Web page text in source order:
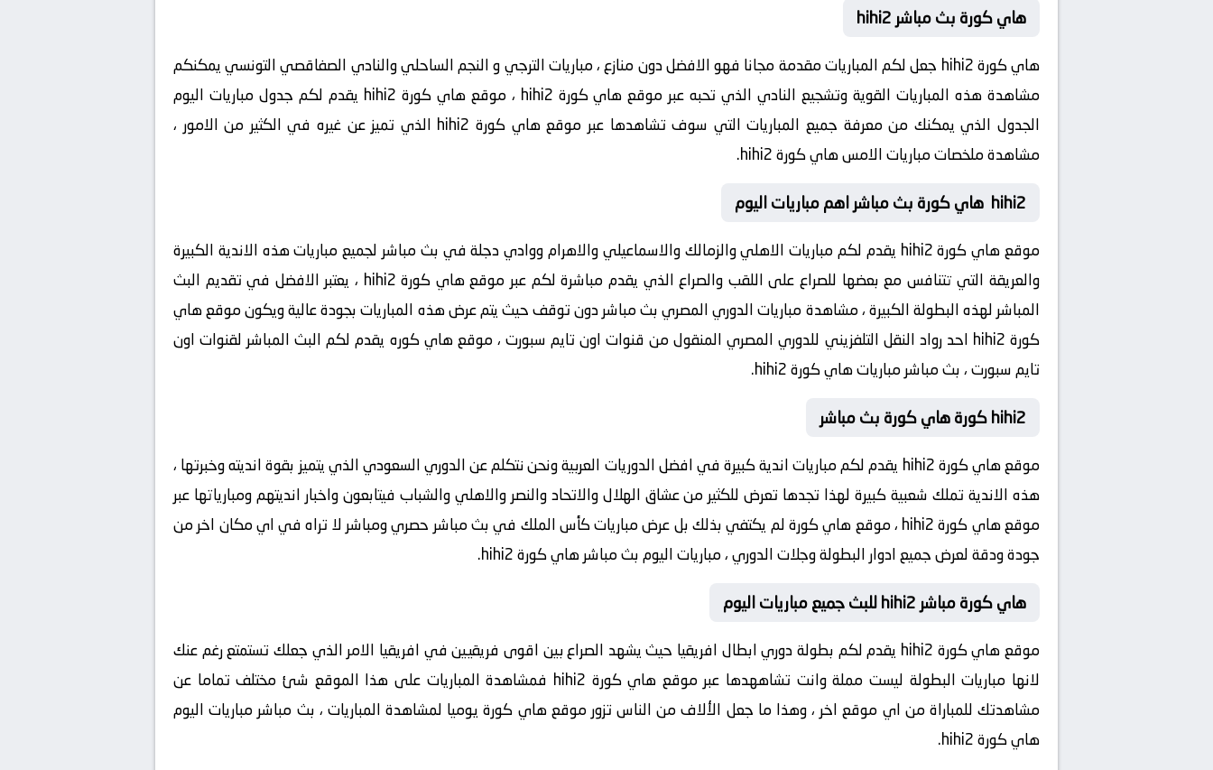
هاي كورة بث مباشر hihi2
هاي كورة hihi2 جعل لكم المباريات مقدمة مجانا فهو الافضل دون منازع ، مباريات الترجي و النجم الساحلي والنادي الصفاقصي التونسي يمكنكم
مشاهدة هذه المباريات القوية وتشجيع النادي الذي تحبه عبر موقع هاي كورة hihi2 ، موقع هاي كورة hihi2 يقدم لكم جدول مباريات اليوم
الجدول الذي يمكنك من معرفة جميع المباريات التي سوف تشاهدها عبر موقع هاي كورة hihi2 الذي تميز عن غيره في الكثير من الامور ،
مشاهدة ملخصات مباريات الامس هاي كورة hihi2.
hihi2 هاي كورة بث مباشر اهم مباريات اليوم
موقع هاي كورة hihi2 يقدم لكم مباريات الاهلي والزمالك والاسماعيلي والاهرام ووادي دجلة في بث مباشر لجميع مباريات هذه الاندية الكبيرة
والعريقة التي تتنافس مع بعضها للصراع على اللقب والصراع الذي يقدم مباشرة لكم عبر موقع هاي كورة hihi2 ، يعتبر الافضل في تقديم البث
المباشر لهذه البطولة الكبيرة ، مشاهدة مباريات الدوري المصري بث مباشر دون توقف حيث يتم عرض هذه المباريات بجودة عالية ويكون موقع هاي
كورة hihi2 احد رواد النقل التلفزيني للدوري المصري المنقول من قنوات اون تايم سبورت ، موقع هاي كوره يقدم لكم البث المباشر لقنوات اون
تايم سبورت ، بث مباشر مباريات هاي كورة hihi2.
hihi2 كورة هاي كورة بث مباشر
موقع هاي كورة hihi2 يقدم لكم مباريات اندية كبيرة في افضل الدوريات العربية ونحن نتكلم عن الدوري السعودي الذي يتميز بقوة انديته وخبرتها ،
هذه الاندية تملك شعبية كبيرة لهذا تجدها تعرض للكثير من عشاق الهلال والاتحاد والنصر والاهلي والشباب فيتابعون واخبار انديتهم ومبارياتها عبر
موقع هاي كورة hihi2 ، موقع هاي كورة لم يكتفي بذلك بل عرض مباريات كأس الملك في بث مباشر حصري ومباشر لا تراه في اي مكان اخر من
جودة ودقة لعرض جميع ادوار البطولة وجلات الدوري ، مباريات اليوم بث مباشر هاي كورة hihi2.
هاي كورة مباشر hihi2 للبث جميع مباريات اليوم
موقع هاي كورة hihi2 يقدم لكم بطولة دوري ابطال افريقيا حيث يشهد الصراع بين اقوى فريقيين في افريقيا الامر الذي جعلك تستمتع رغم عنك
لانها مباريات البطولة ليست مملة وانت تشاههدها عبر موقع هاي كورة hihi2 فمشاهدة المباريات على هذا الموقع شئ مختلف تماما عن
مشاهدتك للمباراة من اي موقع اخر ، وهذا ما جعل الألاف من الناس تزور موقع هاي كورة يوميا لمشاهدة المباريات ، بث مباشر مباريات اليوم
هاي كورة hihi2.